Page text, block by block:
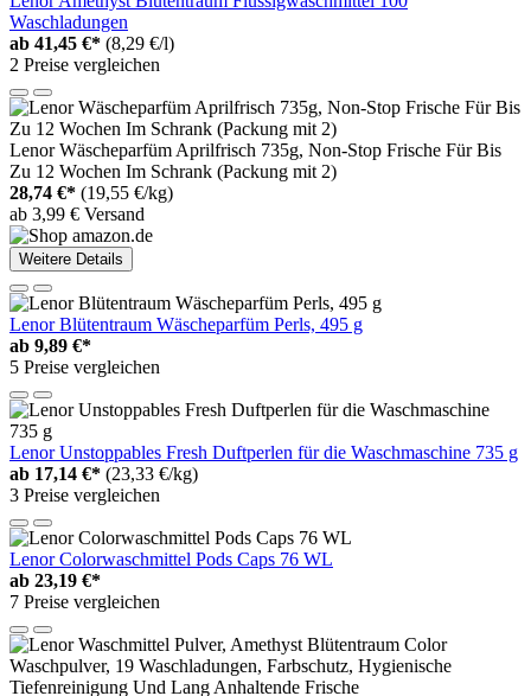
Waschladungen
ab 41,45 €* (8,29 €/l)
2 Preise vergleichen
Lenor Wäscheparfüm Aprilfrisch 735g, Non-Stop Frische Für Bis
Zu 12 Wochen Im Schrank (Packung mit 2)
28,74 €* (19,55 €/kg)
ab 3,99 € Versand
Weitere Details
Lenor Blütentraum Wäscheparfüm Perls, 495 g
ab 9,89 €*
5 Preise vergleichen
Lenor Unstoppables Fresh Duftperlen für die Waschmaschine 735 g
ab 17,14 €* (23,33 €/kg)
3 Preise vergleichen
Lenor Colorwaschmittel Pods Caps 76 WL
ab 23,19 €*
7 Preise vergleichen